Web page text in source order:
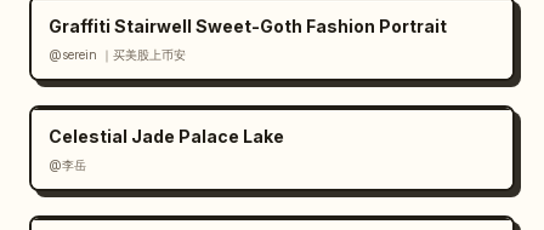
Graffiti Stairwell Sweet-Goth Fashion Portrait
@serein ｜买美股上币安
Celestial Jade Palace Lake
@李岳